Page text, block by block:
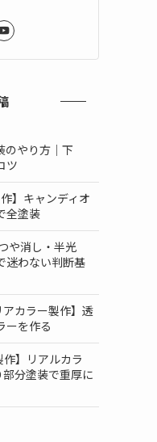
のやり方｜下
ツ
】キャンディオ
全塗装
や消し・半光
迷わない判断基
アカラー製作】透
ーを作る
作】リアルカラ
分塗装で重厚に